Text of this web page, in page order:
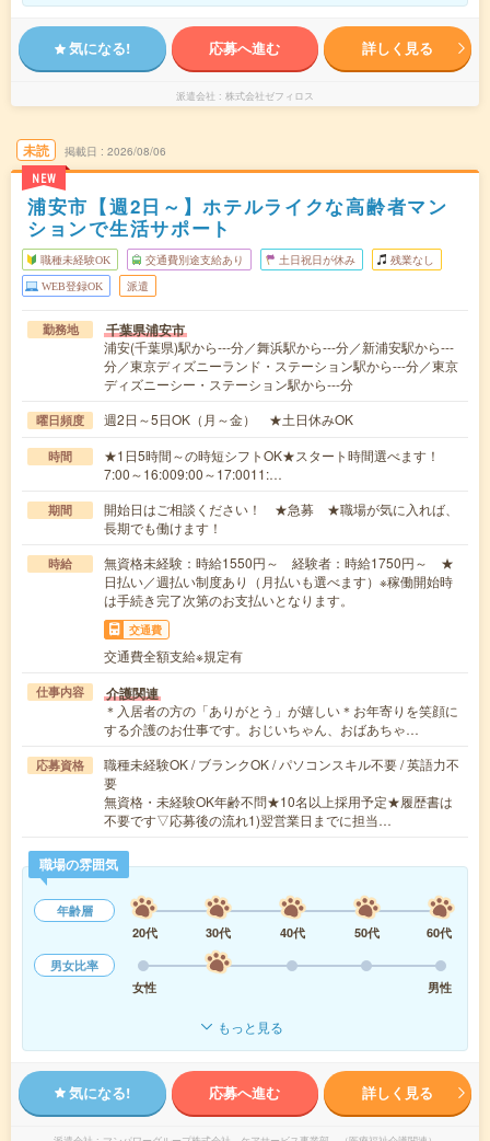
気になる! 応募へ進む 詳しく見る
派遣会社 株式会社ゼフィロス
未読
NEW
掲載日 2026/08/06
浦安市【週2日～】ホテルライクな高齢者マン
ションで生活サポート
職種未経験OK 交通費別途支給あり 土日祝日が休み 残業なし
WEB登録OK 派遣
勤務地 千葉県浦安市
浦安(千葉県)駅から---分／舞浜駅から---分／新浦安駅から---
分／東京ディズニーランド・ステーション駅から---分／東京
ディズニーシー・ステーション駅から---分
曜日頻度 週2日～5日OK（月～金） ★土日休みOK
時間
★1日5時間～の時短シフトOK★スタート時間選べます！
7:00～16:009:00～17:0011:…
期間
開始日はご相談ください！ ★急募 ★職場が気に入れば、
長期でも働けます！
時給
無資格未経験：時給1550円～ 経験者：時給1750円～ ★
日払い／週払い制度あり（月払いも選べます）※稼働開始時
は手続き完了次第のお支払いとなります。
交通費
交通費全額支給※規定有
仕事内容 介護関連
＊入居者の方の「ありがとう」が嬉しい＊お年寄りを笑顔に
する介護のお仕事です。おじいちゃん、おばあちゃ…
応募資格
職種未経験OK / ブランクOK / パソコンスキル不要 / 英語力不
要
無資格・未経験OK年齢不問★10名以上採用予定★履歴書は
不要です▽応募後の流れ1)翌営業日までに担当…
職場の雰囲気
年齢層
20代
30代 40代 50代
60代
男女比率
女性
男性
もっと見る
気になる! 応募へ進む 詳しく見る